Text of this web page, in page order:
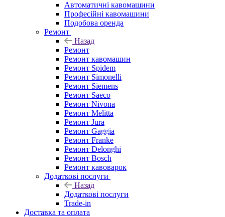
Автоматичні кавомашини
Професійні кавомашини
Подобова оренда
Ремонт
Назад
Ремонт
Ремонт кавомашин
Ремонт Spidem
Ремонт Simonelli
Ремонт Siemens
Ремонт Saeco
Ремонт Nivona
Ремонт Melitta
Ремонт Jura
Ремонт Gaggia
Ремонт Franke
Ремонт Delonghi
Ремонт Bosch
Ремонт кавоварок
Додаткові послуги
Назад
Додаткові послуги
Trade-in
Доставка та оплата